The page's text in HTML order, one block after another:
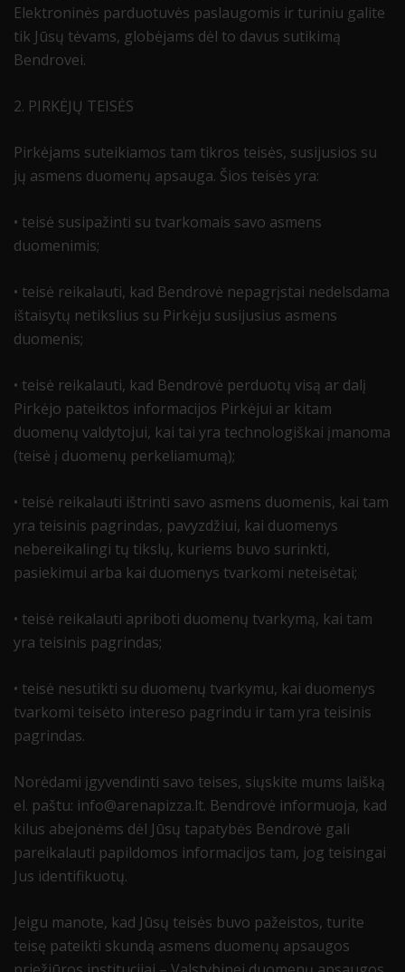
Elektroninės parduotuvės paslaugomis ir turiniu galite
tik Jūsų tėvams, globėjams dėl to davus sutikimą
Bendrovei.
2. PIRKĖJŲ TEISĖS
Pirkėjams suteikiamos tam tikros teisės, susijusios su
jų asmens duomenų apsauga. Šios teisės yra:
• teisė susipažinti su tvarkomais savo asmens
duomenimis;
• teisė reikalauti, kad Bendrovė nepagrįstai nedelsdama
ištaisytų netikslius su Pirkėju susijusius asmens
duomenis;
• teisė reikalauti, kad Bendrovė perduotų visą ar dalį
Pirkėjo pateiktos informacijos Pirkėjui ar kitam
duomenų valdytojui, kai tai yra technologiškai įmanoma
(teisė į duomenų perkeliamumą);
• teisė reikalauti ištrinti savo asmens duomenis, kai tam
yra teisinis pagrindas, pavyzdžiui, kai duomenys
nebereikalingi tų tikslų, kuriems buvo surinkti,
pasiekimui arba kai duomenys tvarkomi neteisėtai;
• teisė reikalauti apriboti duomenų tvarkymą, kai tam
yra teisinis pagrindas;
• teisė nesutikti su duomenų tvarkymu, kai duomenys
tvarkomi teisėto intereso pagrindu ir tam yra teisinis
pagrindas.
Norėdami įgyvendinti savo teises, siųskite mums laišką
el. paštu: info@arenapizza.lt. Bendrovė informuoja, kad
kilus abejonėms dėl Jūsų tapatybės Bendrovė gali
pareikalauti papildomos informacijos tam, jog teisingai
Jus identifikuotų.
Jeigu manote, kad Jūsų teisės buvo pažeistos, turite
teisę pateikti skundą asmens duomenų apsaugos